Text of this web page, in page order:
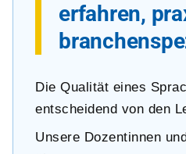
erfahren,
Die Qualität eines
entscheidend von den
Unsere Dozentinnen